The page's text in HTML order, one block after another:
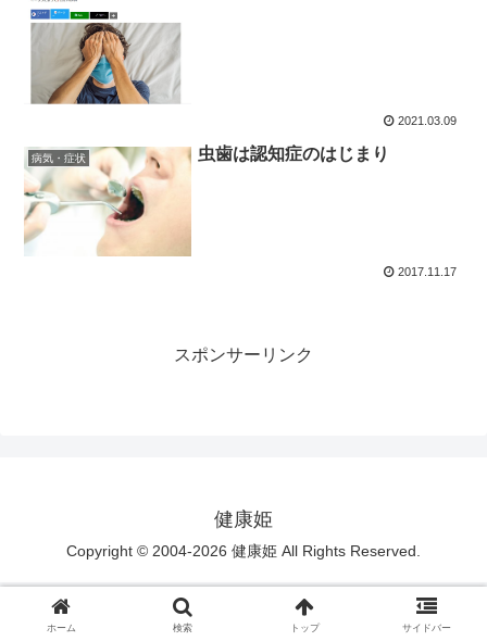
2021.03.09
病気・症状 虫歯は認知症のはじまり
2017.11.17
スポンサーリンク
健康姫
Copyright © 2004-2026 健康姫 All Rights Reserved.
ホーム 検索 トップ サイドバー